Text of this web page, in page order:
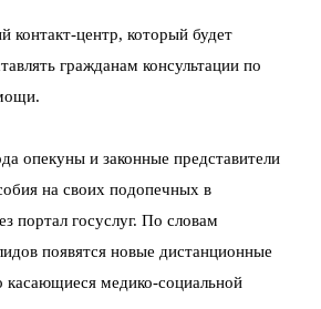
контакт-центр, который будет
гражданам консультации по
опекуны и законные представители
на своих подопечных в
портал госуслуг. По словам
появятся новые дистанционные
касающиеся медико-социальной